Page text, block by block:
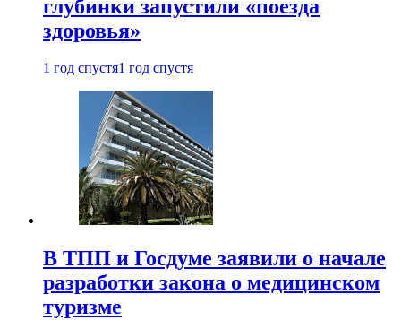
глубинки запустили «поезда
здоровья»
1 год спустя1 год спустя
В ТПП и Госдуме заявили о начале
разработки закона о медицинском
туризме